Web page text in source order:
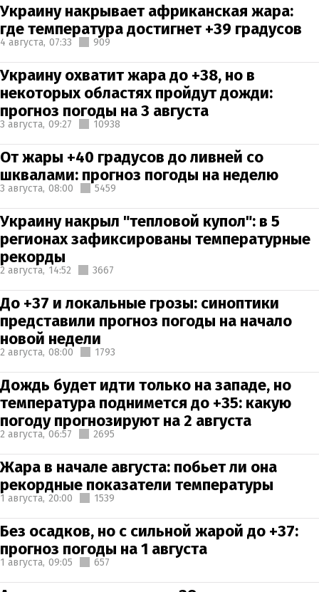
Украину накрывает африканская жара:
где температура достигнет +39 градусов
4 августа, 07:33 909
Украину охватит жара до +38, но в
некоторых областях пройдут дожди:
прогноз погоды на 3 августа
3 августа, 09:27 10938
От жары +40 градусов до ливней со
шквалами: прогноз погоды на неделю
3 августа, 08:00 5459
Украину накрыл "тепловой купол": в 5
регионах зафиксированы температурные
рекорды
2 августа, 14:52 3667
До +37 и локальные грозы: синоптики
представили прогноз погоды на начало
новой недели
2 августа, 08:00 1793
Дождь будет идти только на западе, но
температура поднимется до +35: какую
погоду прогнозируют на 2 августа
2 августа, 06:57 2695
Жара в начале августа: побьет ли она
рекордные показатели температуры
1 августа, 20:00 1539
Без осадков, но с сильной жарой до +37:
прогноз погоды на 1 августа
1 августа, 09:05 657